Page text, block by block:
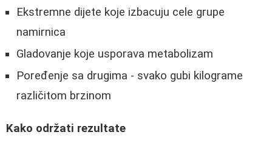
Ekstremne dijete koje izbacuju cele grupe
namirnica
Gladovanje koje usporava metabolizam
Poređenje sa drugima - svako gubi kilograme
različitom brzinom
Kako održati rezultate